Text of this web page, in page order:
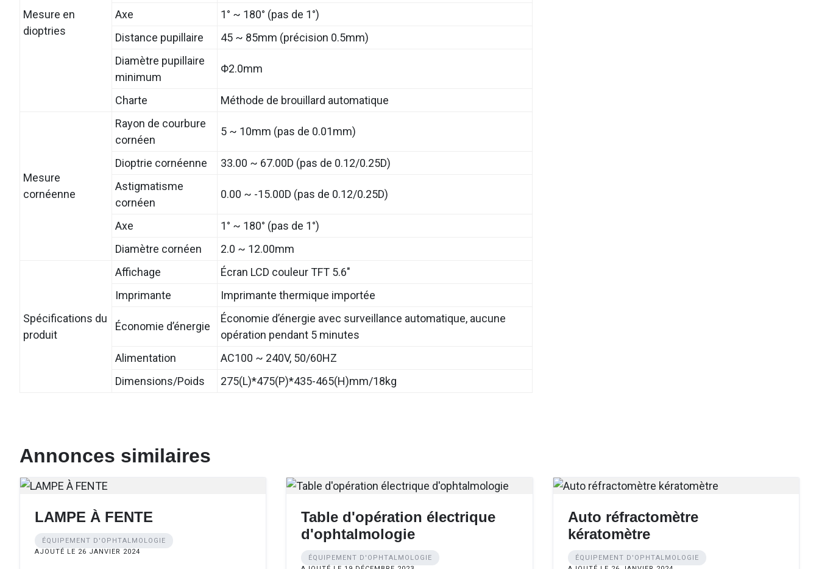
Mesure en
dioptries
Axe
1° ~ 180° (pas de 1°)
Distance pupillaire
45 ~ 85mm (précision 0.5mm)
Diamètre pupillaire
minimum
Φ2.0mm
Charte Méthode de brouillard automatique
Mesure
cornéenne
Rayon de courbure
cornéen
5 ~ 10mm (pas de 0.01mm)
Dioptrie cornéenne
33.00 ~ 67.00D (pas de 0.12/0.25D)
Astigmatisme
cornéen
0.00 ~ -15.00D (pas de 0.12/0.25D)
Axe
1° ~ 180° (pas de 1°)
Diamètre cornéen
2.0 ~ 12.00mm
Spécifications du
produit
Affichage
Écran LCD couleur TFT 5.6″
Imprimante
Imprimante thermique importée
Économie d’énergie
Économie d’énergie avec surveillance automatique, aucune
opération pendant 5 minutes
Alimentation
AC100 ~ 240V, 50/60HZ
Dimensions/Poids
275(L)*475(P)*435-465(H)mm/18kg
Annonces similaires
LAMPE À FENTE
ÉQUIPEMENT D'OPHTALMOLOGIE
AJOUTÉ LE 26 JANVIER 2024
Table d'opération électrique
d'ophtalmologie
ÉQUIPEMENT D'OPHTALMOLOGIE
Auto réfractomètre
kératomètre
ÉQUIPEMENT D'OPHTALMOLOGIE